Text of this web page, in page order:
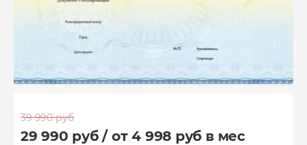
39 990 руб
29 990 руб / от 4 998 руб в мес